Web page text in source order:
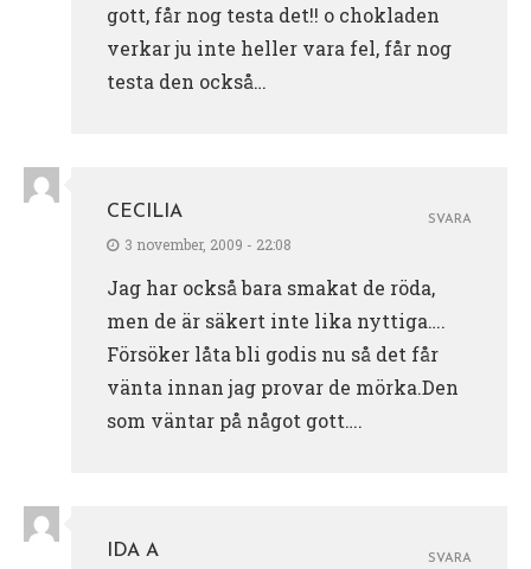
gott, får nog testa det!! o chokladen
verkar ju inte heller vara fel, får nog
testa den också…
CECILIA
3 november, 2009 - 22:08
Jag har också bara smakat de röda,
men de är säkert inte lika nyttiga….
Försöker låta bli godis nu så det får
vänta innan jag provar de mörka.Den
som väntar på något gott….
SVARA
IDA A
SVARA